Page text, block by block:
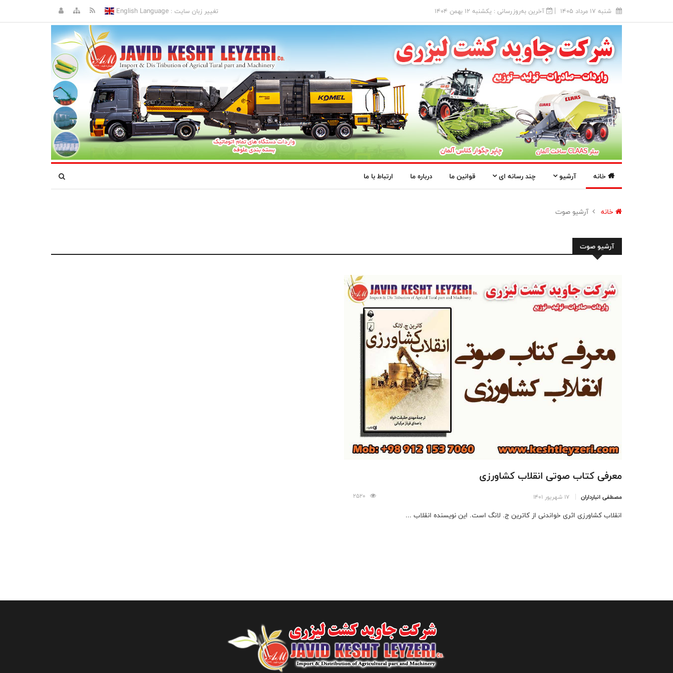
شنبه 17 مرداد 1405 آخرین به‌روزرسانی : يکشنبه 12 بهمن 1404 تغییر زبان سایت :English Language
خانه آرشیو چند رسانه ای قوانین ما درباره ما ارتباط با ما
خانه آرشیو صوت
آرشیو صوت
معرفی کتاب صوتی انقلاب کشاورزی
مصطفی انبارداران 17 شهریور 1401 2520
انقلاب کشاورزی اثری خواندنی از کاترین ج. لانگ است. این نویسنده انقلاب ...